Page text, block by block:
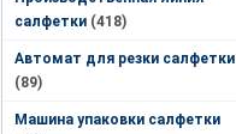
салфетки (418)
Автомат для резки салфетки
(89)
Машина упаковки салфетки